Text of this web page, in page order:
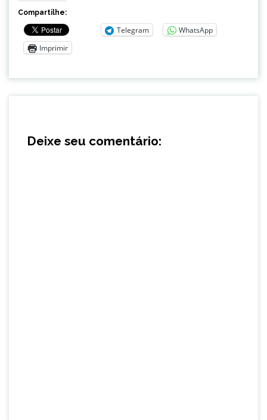
Compartilhe:
Telegram
WhatsApp
Imprimir
Deixe seu comentário: